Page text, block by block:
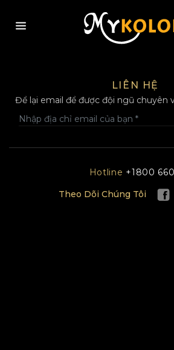
LIÊN HỆ
Để lại email để được đội ngũ chuyên
Hotline +1800
Theo Dõi Chúng Tôi